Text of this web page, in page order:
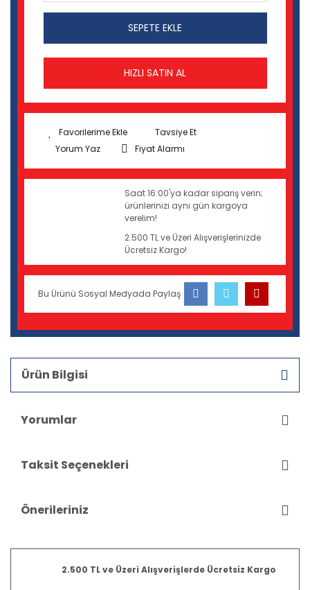
SEPETE EKLE
HIZLI SATIN AL
Tavsiye Et
Yorum Yaz
Fiyat Alarmı
Saat 16:00'ya kadar sipariş verin;
ürünlerinizi aynı gün kargoya
verelim!
2.500 TL ve Üzeri Alışverişlerinizde
Ücretsiz Kargo!
Bu Ürünü Sosyal Medyada Paylaş
Ürün Bilgisi
Yorumlar
Taksit Seçenekleri
Önerileriniz
2.500 TL ve Üzeri Alışverişlerde Ücretsiz Kargo